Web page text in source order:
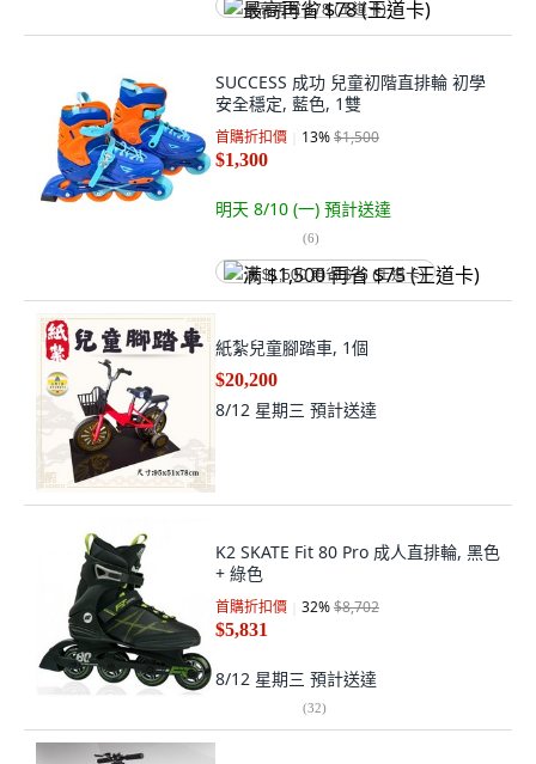
最高再省 $78 (王道卡)
SUCCESS 成功 兒童初階直排輪 初學
安全穩定, 藍色, 1雙
首購折扣價 13%$1,500
$1,300
明天 8/10 (一) 預計送達
(6)
满 $1,500 再省 $75 (王道卡)
紙紮兒童腳踏車, 1個
$20,200
8/12 星期三 預計送達
K2 SKATE Fit 80 Pro 成人直排輪, 黑色
+ 綠色
首購折扣價 32%$8,702
$5,831
8/12 星期三 預計送達
(32)